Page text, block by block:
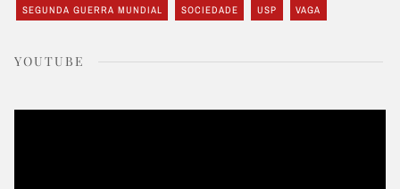
SEGUNDA GUERRA MUNDIAL SOCIEDADE USP VAGA
YOUTUBE